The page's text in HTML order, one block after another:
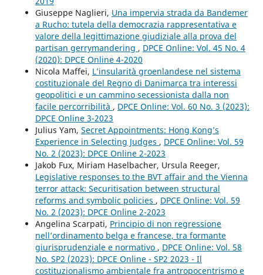
Giuseppe Naglieri, Una impervia strada da Bandemer
a Rucho: tutela della democrazia rappresentativa e
valore della legittimazione giudiziale alla prova del
partisan gerrymandering , DPCE Online: Vol. 45 No. 4
(2020): DPCE Online 4-2020
Nicola Maffei, L’insularità groenlandese nel sistema
costituzionale del Regno di Danimarca tra interessi
geopolitici e un cammino secessionista dalla non
facile percorribilità , DPCE Online: Vol. 60 No. 3 (2023):
DPCE Online 3-2023
Julius Yam, Secret Appointments: Hong Kong’s
Experience in Selecting Judges , DPCE Online: Vol. 59
No. 2 (2023): DPCE Online 2-2023
Jakob Fux, Miriam Haselbacher, Ursula Reeger,
Legislative responses to the BVT affair and the Vienna
terror attack: Securitisation between structural
reforms and symbolic policies , DPCE Online: Vol. 59
No. 2 (2023): DPCE Online 2-2023
Angelina Scarpati, Principio di non regressione
nell’ordinamento belga e francese, tra formante
giurisprudenziale e normativo , DPCE Online: Vol. 58
No. SP2 (2023): DPCE Online - SP2 2023 - Il
costituzionalismo ambientale fra antropocentrismo e